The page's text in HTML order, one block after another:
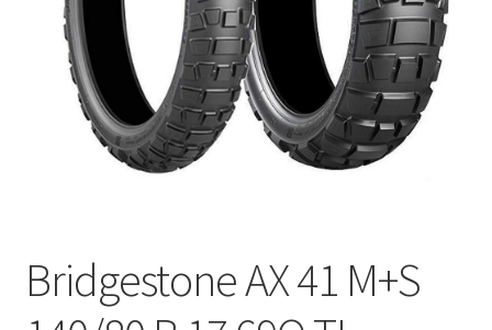
Bridgestone AX 41 M+S